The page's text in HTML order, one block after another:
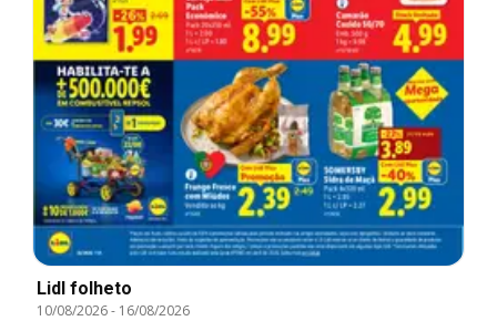
Lidl folheto
10/08/2026- 16/08/2026